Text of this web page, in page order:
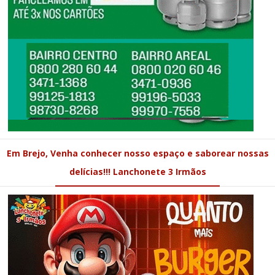
Em Brejo, Venha conhecer nosso espaço e saborear nossas
delícias!!! Lanchonete 3 Irmãos